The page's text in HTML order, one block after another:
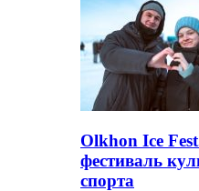
Olkhon Ice
фестиваль
спорта